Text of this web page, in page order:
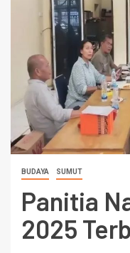
BUDAYA SUMUT
Panitia
2025